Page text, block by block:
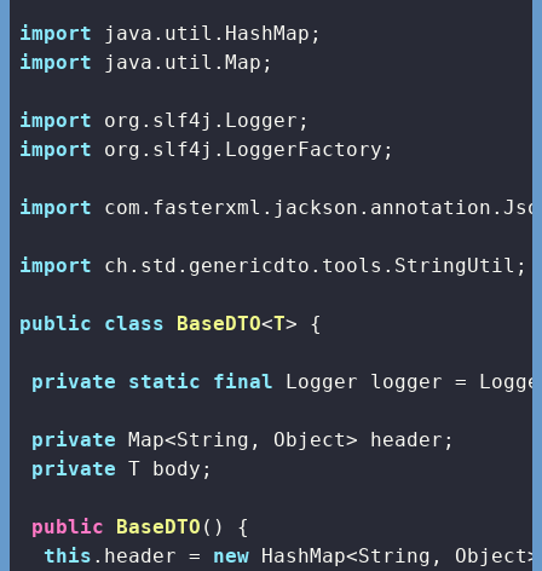
import
import java.util.Map;
import
import org.slf4j.LoggerFactory;
import
import ch.std.genericdto.tools.StringUtil;
public class BaseDTO<T> {
private static final Logger logger =
private Map<String, Object> header;
private T body;
public BaseDTO ()
{
this .header = new HashMap<String,